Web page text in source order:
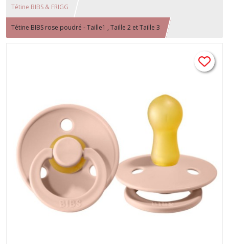
Tétine BIBS & FRIGG
Tétine BIBS rose poudré - Taille1 , Taille 2 et Taille 3